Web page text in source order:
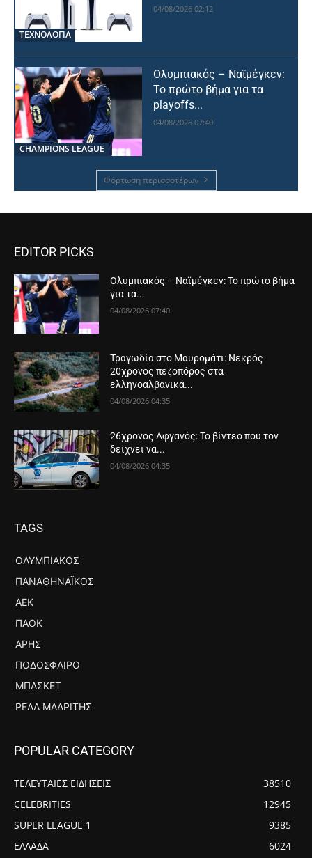
ΤΕΧΝΟΛΟΓΙΑ
04/08/2026 02:12
CHAMPIONS LEAGUE
Ολυμπιακός – Ναϊμέγκεν:
Το πρώτο βήμα για τα
playoffs...
04/08/2026 07:40
Φόρτωση περισσοτέρων
EDITOR PICKS
Ολυμπιακός – Ναϊμέγκεν: Το πρώτο βήμα
για τα...
04/08/2026 07:40
Τραγωδία στο Μαυρομάτι: Νεκρός
20χρονος πεζοπόρος στα
ελληνοαλβανικά...
04/08/2026 04:35
26χρονος Αφγανός: Το βίντεο που τον
δείχνει να...
04/08/2026 04:35
TAGS
ΟΛΥΜΠΙΑΚΌΣ
ΠΑΝΑΘΗΝΑΪΚΌΣ
ΑΕΚ
ΠΑΟΚ
ΆΡΗΣ
ΠΟΔΌΣΦΑΙΡΟ
ΜΠΆΣΚΕΤ
ΡΕΆΛ ΜΑΔΡΊΤΗΣ
POPULAR CATEGORY
ΤΕΛΕΥΤΑΙΕΣ ΕΙΔΗΣΕΙΣ
38510
CELEBRITIES
12945
SUPER LEAGUE 1
9385
ΕΛΛΑΔΑ
6024